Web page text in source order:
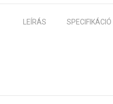
LEÍRÁS SPECIFIKÁCIÓ